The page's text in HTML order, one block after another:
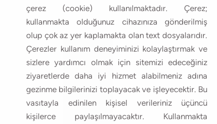
çerez (cookie) kullanılmaktadır. Çerez;
kullanmakta olduğunuz cihazınıza gönderilmiş
olup çok az yer kaplamakta olan text dosyalarıdır.
Çerezler kullanım deneyiminizi kolaylaştırmak ve
sizlere yardımcı olmak için sitemizi edeceğiniz
ziyaretlerde daha iyi hizmet alabilmeniz adına
gezinme bilgilerinizi toplayacak ve işleyecektir. Bu
vasıtayla edinilen kişisel verileriniz üçüncü
kişilerce paylaşılmayacaktır. Kullanmakta